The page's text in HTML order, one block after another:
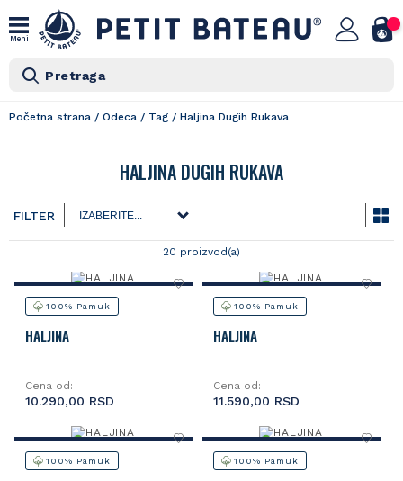
Meni
Pretraga
Početna strana / Odeca / Tag / Haljina Dugih Rukava
HALJINA DUGIH RUKAVA
FILTER
20 proizvod(a)
100% Pamuk
HALJINA
Cena od:
10.290,00 RSD
100% Pamuk
HALJINA
Cena od:
11.590,00 RSD
100% Pamuk 100% Pamuk